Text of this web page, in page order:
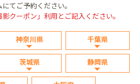
てご予約ください。
クーポン」利用とご記入ください。
神奈川県 千葉県
茨城県 静岡県